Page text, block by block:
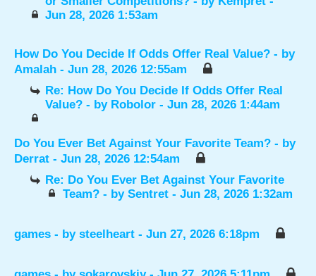
Jun 28, 2026 1:53am
How Do You Decide If Odds Offer Real Value? - by
Amalah - Jun 28, 2026 12:55am
Re: How Do You Decide If Odds Offer Real
Value? - by Robolor - Jun 28, 2026 1:44am
Do You Ever Bet Against Your Favorite Team? - by
Derrat - Jun 28, 2026 12:54am
Re: Do You Ever Bet Against Your Favorite
Team? - by Sentret- Jun 28, 2026 1:32am
games - by steelheart - Jun 27, 2026 6:18pm